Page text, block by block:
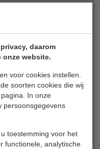
daarom
onze website.
voor cookies instellen.
soorten cookies die wij
pagina. In onze
persoonsgegevens
toestemming voor het
functionele, analytische
te trekken. Als
we je aan om
te houden.
en updates